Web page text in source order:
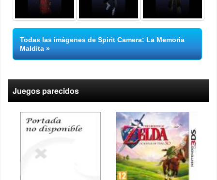
Todas las imágenes de Spirit Camera: La Memoria
Maldita
Juegos parecidos